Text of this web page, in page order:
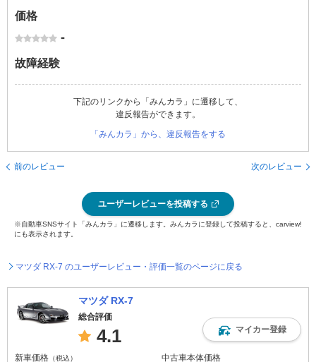
価格
-
故障経験
下記のリンクから「みんカラ」に遷移して、
違反報告ができます。
「みんカラ」から、違反報告をする
前のレビュー 次のレビュー
ユーザーレビューを投稿する
※自動車SNSサイト「みんカラ」に遷移します。みんカラに登録して投稿すると、carview!
にも表示されます。
マツダ RX-7 のユーザーレビュー・評価一覧のページに戻る
マツダ RX-7
総合評価
4.1 マイカー登録
新車価格 （税込） 中古車本体価格